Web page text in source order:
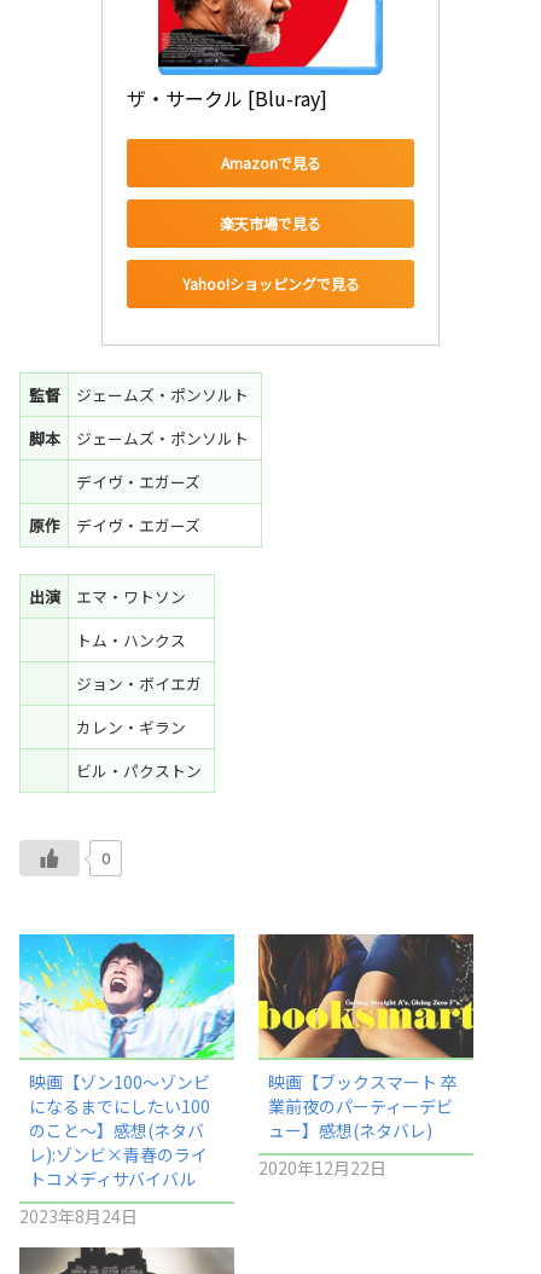
ザ・サークル [Blu-ray]
Amazonで見る
楽天市場で見る
Yahoo!ショッピングで見る
監督
ジェームズ・ポンソルト
脚本
ジェームズ・ポンソルト
デイヴ・エガーズ
原作
デイヴ・エガーズ
出演
エマ・ワトソン
トム・ハンクス
ジョン・ボイエガ
カレン・ギラン
ビル・パクストン
0
映画【ゾン100〜ゾンビ
になるまでにしたい100
のこと〜】感想(ネタバ
レ):ゾンビ×青春のライ
トコメディサバイバル
2023年8月24日
映画【ブックスマート 卒
業前夜のパーティーデビ
ュー】感想(ネタバレ)
2020年12月22日